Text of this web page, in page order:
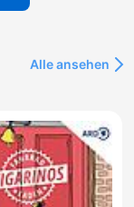
Alle ansehen